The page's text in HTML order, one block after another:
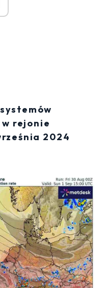
rejonie
2024